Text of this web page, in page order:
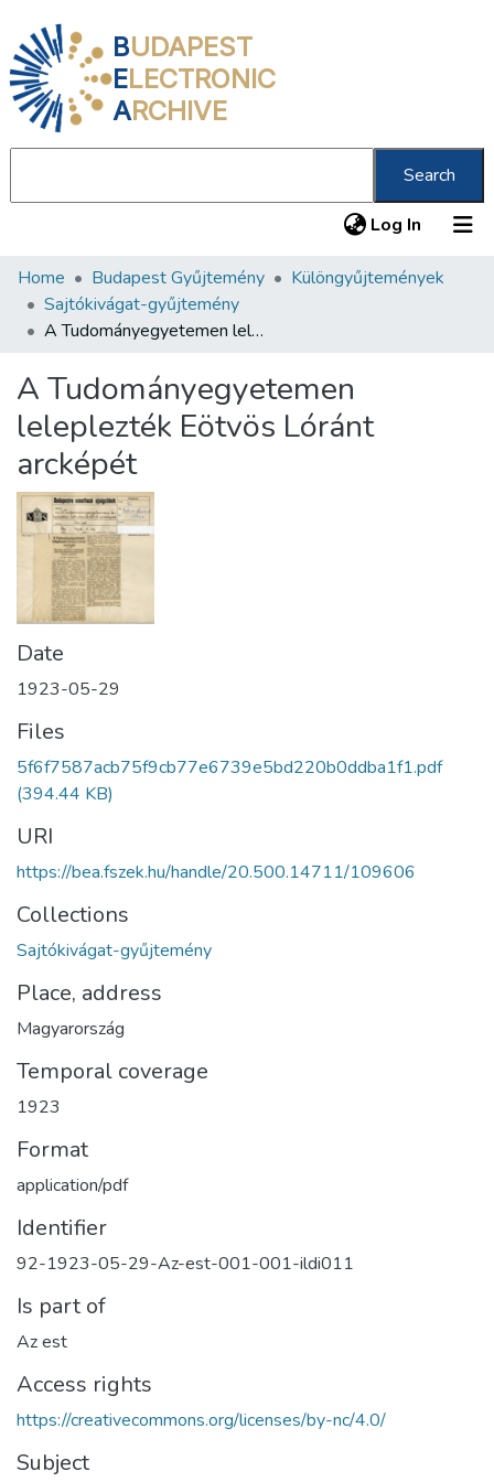
BUDAPEST
ELECTRONIC
ARCHIVE
Search
Log In (current)
Communities & Collections
All of DSpace
About us
Home Budapest Gyűjtemény
Különgyűjtemények
Sajtókivágat-gyűjtemény
A Tudományegyetemen leleplezték Eötvös Lóránt arcképét
A Tudományegyetemen
leleplezték Eötvös Lóránt
arcképét
Date
1923-05-29
Files
5f6f7587acb75f9cb77e6739e5bd220b0ddba1f1.pdf
(394.44 KB)
URI
https://bea.fszek.hu/handle/20.500.14711/109606
Collections
Sajtókivágat-gyűjtemény
Place, address
Magyarország
Temporal coverage
1923
Format
application/pdf
Identifier
92-1923-05-29-Az-est-001-001-ildi011
Is part of
Az est
Access rights
https://creativecommons.org/licenses/by-nc/4.0/
Subject